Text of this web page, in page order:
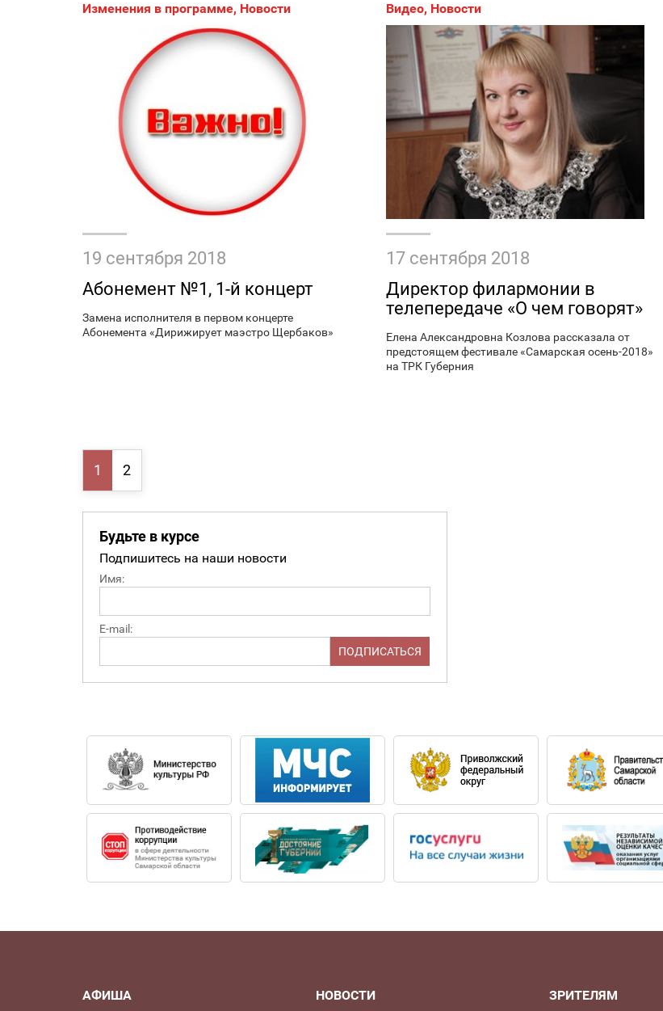
Изменения в программе, Новости
19 сентября 2018
Абонемент №1, 1-й концерт
Замена исполнителя в первом концерте
Абонемента «Дирижирует маэстро Щербаков»
Видео, Новости
17 сентября 2018
Директор филармонии в
телепередаче «О чем говорят»
Елена Александровна Козлова рассказала от
предстоящем фестивале «Самарская осень-2018»
на ТРК Губерния
1 2
Будьте в курсе
Подпишитесь на наши новости
Имя:
E-mail:
АФИША НОВОСТИ ЗРИТЕЛЯМ